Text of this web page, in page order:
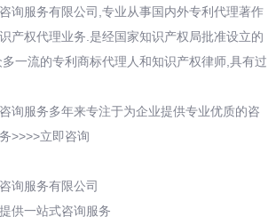
询服务有限公司,专业从事国内外专利代理著作
产权代理业务.是经国家知识产权局批准设立的
一流的专利商标代理人和知识产权律师,具有过
询服务多年来专注于为企业提供专业优质的咨
>>>>立即咨询
询服务有限公司
供一站式咨询服务